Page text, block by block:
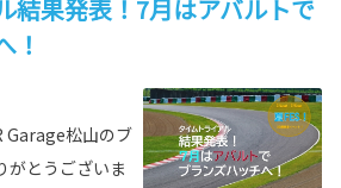
結果発表！7月はアバルトで
！
Garage松山のブ
がとうございま